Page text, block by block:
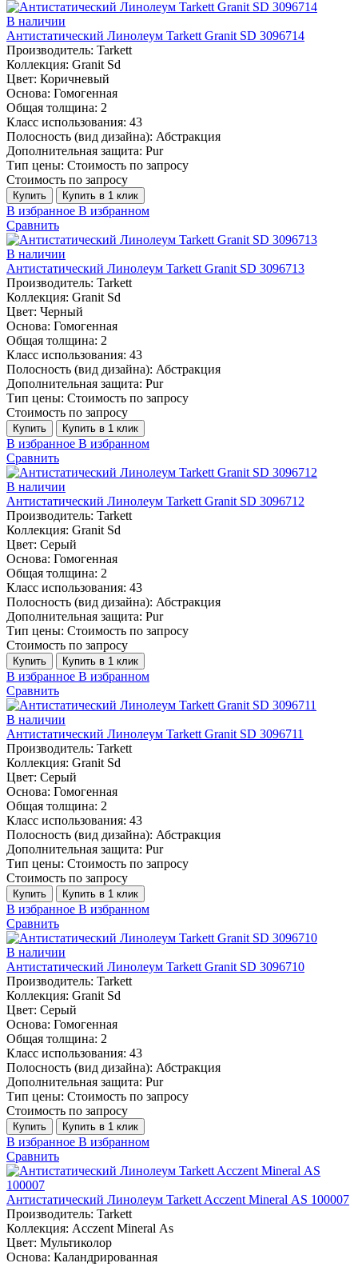
В наличии
Антистатический Линолеум Tarkett Granit SD 3096714
Производитель: Tarkett
Коллекция: Granit Sd
Цвет: Коричневый
Основа: Гомогенная
Общая толщина: 2
Класс использования: 43
Полосность (вид дизайна): Абстракция
Дополнительная защита: Pur
Тип цены: Стоимость по запросу
Стоимость по запросу
Купить Купить в 1 клик
В избранное В избранном
Сравнить
В наличии
Антистатический Линолеум Tarkett Granit SD 3096713
Производитель: Tarkett
Коллекция: Granit Sd
Цвет: Черный
Основа: Гомогенная
Общая толщина: 2
Класс использования: 43
Полосность (вид дизайна): Абстракция
Дополнительная защита: Pur
Тип цены: Стоимость по запросу
Стоимость по запросу
Купить Купить в 1 клик
В избранное В избранном
Сравнить
В наличии
Антистатический Линолеум Tarkett Granit SD 3096712
Производитель: Tarkett
Коллекция: Granit Sd
Цвет: Серый
Основа: Гомогенная
Общая толщина: 2
Класс использования: 43
Полосность (вид дизайна): Абстракция
Дополнительная защита: Pur
Тип цены: Стоимость по запросу
Стоимость по запросу
Купить Купить в 1 клик
В избранное В избранном
Сравнить
В наличии
Антистатический Линолеум Tarkett Granit SD 3096711
Производитель: Tarkett
Коллекция: Granit Sd
Цвет: Серый
Основа: Гомогенная
Общая толщина: 2
Класс использования: 43
Полосность (вид дизайна): Абстракция
Дополнительная защита: Pur
Тип цены: Стоимость по запросу
Стоимость по запросу
Купить Купить в 1 клик
В избранное В избранном
Сравнить
В наличии
Антистатический Линолеум Tarkett Granit SD 3096710
Производитель: Tarkett
Коллекция: Granit Sd
Цвет: Серый
Основа: Гомогенная
Общая толщина: 2
Класс использования: 43
Полосность (вид дизайна): Абстракция
Дополнительная защита: Pur
Тип цены: Стоимость по запросу
Стоимость по запросу
Купить Купить в 1 клик
В избранное В избранном
Сравнить
Антистатический Линолеум Tarkett Acczent Mineral AS 100007
Производитель: Tarkett
Коллекция: Acczent Mineral As
Цвет: Мультиколор
Основа: Каландрированная